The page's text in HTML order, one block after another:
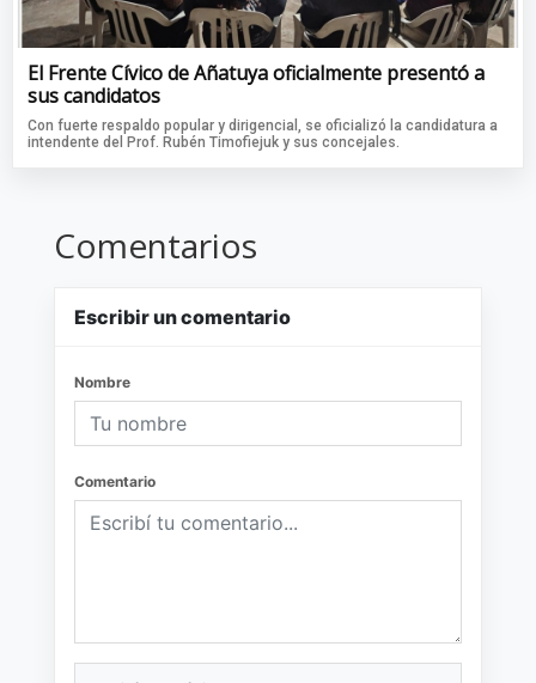
El Frente Cívico de Añatuya oficialmente presentó a
sus candidatos
Con fuerte respaldo popular y dirigencial, se oficializó la candidatura a
intendente del Prof. Rubén Timofiejuk y sus concejales.
Comentarios
Escribir un comentario
Nombre
Comentario